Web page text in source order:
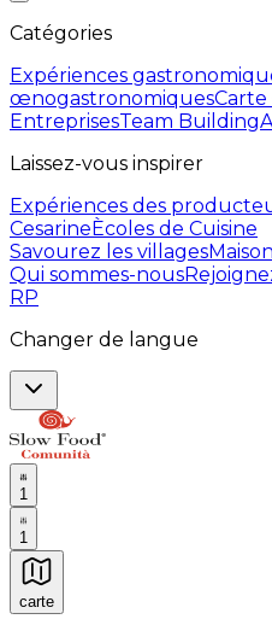
Catégories
Expériences
œnogastronomiquesCarte
EntreprisesTeam Building
Laissez-vous inspirer
Expériences des
CesarineÈcoles de Cuisine
Savourez les villages
Qui sommes-nous
RP
Changer de langue
1
1
carte